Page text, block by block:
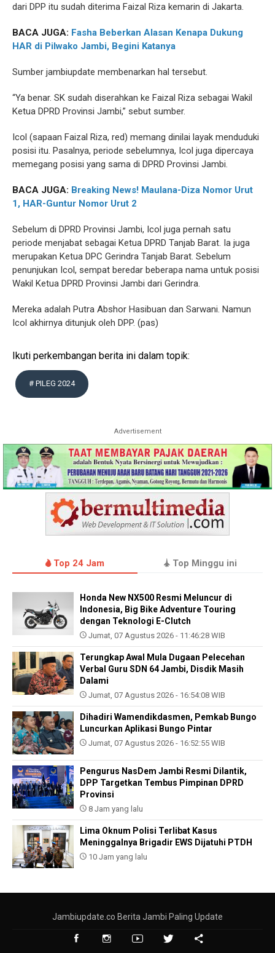
dari DPP itu sudah diterima Faizal Riza kemarin di Jakarta.
BACA JUGA: Fasha Beberkan Alasan Kenapa Dukung
HAR di Pilwako Jambi, Begini Katanya
Sumber jambiupdate membenarkan hal tersebut.
“Ya benar. SK sudah diserahkan ke Faizal Riza sebagai Wakil
Ketua DPRD Provinsi Jambi,” sebut sumber.
Icol (sapaan Faizal Riza, red) memang dinilai layak menduduki
posisi itu. Pasalnya, periode sebelumnya, Icol juga dipercaya
memegang posisi yang sama di DPRD Provinsi Jambi.
BACA JUGA: Breaking News! Maulana-Diza Nomor Urut
1, HAR-Guntur Nomor Urut 2
Sebelum di DPRD Provinsi Jambi, Icol juga pernah satu
periode menjabat sebagai Ketua DPRD Tanjab Barat. Ia juga
merupakan Ketua DPC Gerindra Tanjab Barat. Sebelum
penunjukan Icol, sempat beredar beberapa nama untuk posisi
Wakil Ketua DPRD Provinsi Jambi dari Gerindra.
Mereka adalah Putra Abshor Hasibuan dan Sarwani. Namun
Icol akhirnya ditunjuk oleh DPP. (pas)
Ikuti perkembangan berita ini dalam topik:
# PILEG 2024
Advertisement
Top 24 Jam Top Minggu ini
Honda New NX500 Resmi Meluncur di
Indonesia, Big Bike Adventure Touring
dengan Teknologi E-Clutch
Jumat, 07 Agustus 2026 - 11:46:28 WIB
Terungkap Awal Mula Dugaan Pelecehan
Verbal Guru SDN 64 Jambi, Disdik Masih
Dalami
Jumat, 07 Agustus 2026 - 16:54:08 WIB
Dihadiri Wamendikdasmen, Pemkab Bungo
Luncurkan Aplikasi Bungo Pintar
Jumat, 07 Agustus 2026 - 16:52:55 WIB
Pengurus NasDem Jambi Resmi Dilantik,
DPP Targetkan Tembus Pimpinan DPRD
Provinsi
8 Jam yang lalu
Lima Oknum Polisi Terlibat Kasus
Meninggalnya Brigadir EWS Dijatuhi PTDH
10 Jam yang lalu
Jambiupdate.co Berita Jambi Paling Update